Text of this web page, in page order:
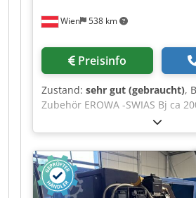
Wien 538 km
Preisinfo
Zustand: sehr gut (gebraucht),
Zubehör EROWA -SWIAS Bj ca
Egv Ajmmorf Ca 60 STÜCK